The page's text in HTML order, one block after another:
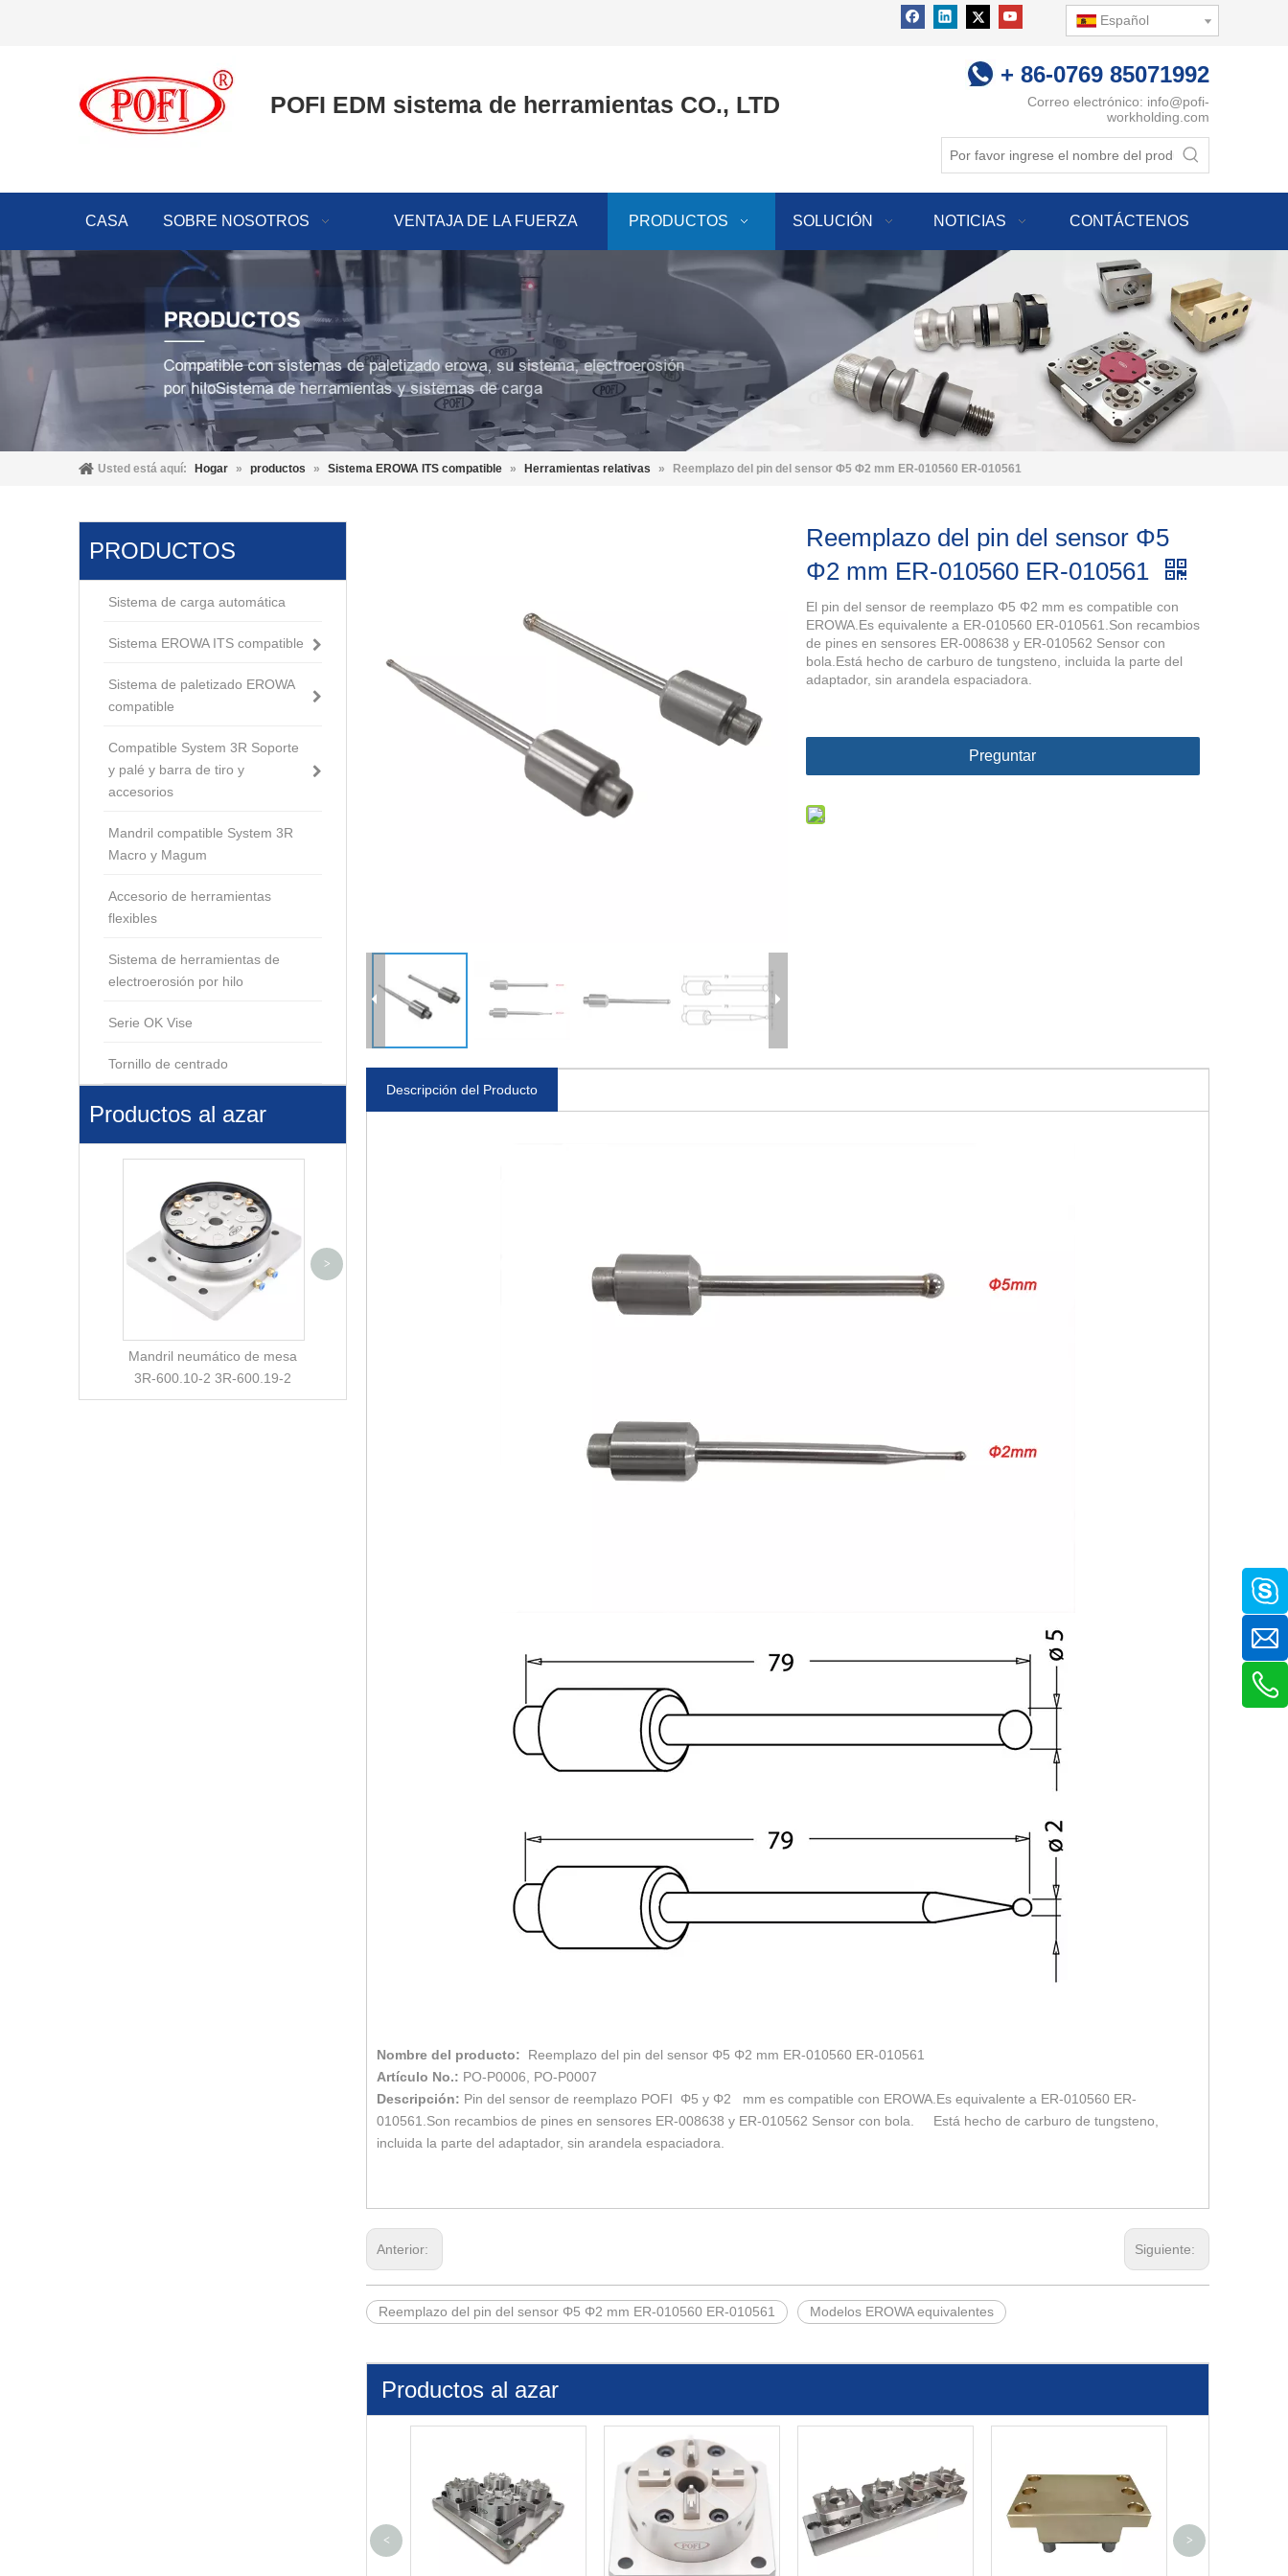
Español
POFI EDM sistema de herramientas CO., LTD
+ 86-0769 85071992
Correo electrónico: info@pofi-
workholding.com
CASA SOBRE NOSOTROS VENTAJA DE LA FUERZA PRODUCTOS SOLUCIÓN NOTICIAS CONTÁCTENOS
Usted está aquí: Hogar » productos » Sistema EROWA ITS compatible » Herramientas relativas » Reemplazo del pin del sensor Φ5 Φ2 mm ER-010560 ER-010561
PRODUCTOS
Sistema de carga automática
Sistema EROWA ITS compatible
Sistema de paletizado EROWA
compatible
Compatible System 3R Soporte
y palé y barra de tiro y
accesorios
Mandril compatible System 3R
Macro y Magum
Accesorio de herramientas
flexibles
Sistema de herramientas de
electroerosión por hilo
Serie OK Vise
Tornillo de centrado
Productos al azar
Mandril neumático de mesa
3R-600.10-2 3R-600.19-2
Mandril Manual MacroStd
3R-600.23-S 3R-600.24-S
POFI 54x54 Palet MacroStd
3R-651.7EP
033800
4 en 1 50 RSA ER-011803
>
Reemplazo del pin del sensor Φ5
Φ2 mm ER-010560 ER-010561
El pin del sensor de reemplazo Φ5 Φ2 mm es compatible con
EROWA.Es equivalente a ER-010560 ER-010561.Son recambios
de pines en sensores ER-008638 y ER-010562 Sensor con
bola.Está hecho de carburo de tungsteno, incluida la parte del
adaptador, sin arandela espaciadora.
Preguntar
Descripción del Producto
Nombre del producto: Reemplazo del pin del sensor Φ5 Φ2 mm ER-010560 ER-010561
Artículo No.: PO-P0006, PO-P0007
Descripción: Pin del sensor de reemplazo POFI Φ5 y Φ2 mm es compatible con EROWA.Es equivalente a ER-010560 ER-
010561.Son recambios de pines en sensores ER-008638 y ER-010562 Sensor con bola. Está hecho de carburo de tungsteno,
incluida la parte del adaptador, sin arandela espaciadora.
Anterior: Siguiente:
Reemplazo del pin del sensor Φ5 Φ2 mm ER-010560 ER-010561 Modelos EROWA equivalentes
Productos al azar
< >